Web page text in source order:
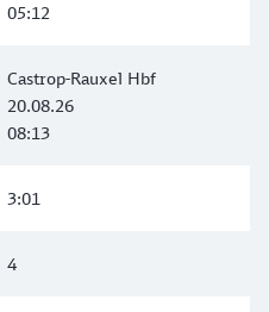
05:12
Castrop-Rauxel Hbf
20.08.26
08:13
3:01
4